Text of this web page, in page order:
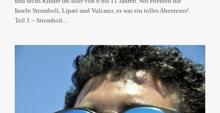
Inseln Stromboli, Lipari und Vulcano, es war ein tolles Abenteuer!
Teil 1 – Stromboli...